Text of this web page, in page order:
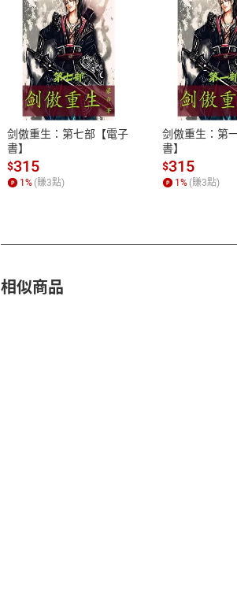
付款方式
ATM轉帳、信用卡、LINE PAY、
剑傲重生：第七部【電子
書】
$315
1 % (賺3點)
剑傲重生：第
書】
$315
1 % (賺3點)
相似商品